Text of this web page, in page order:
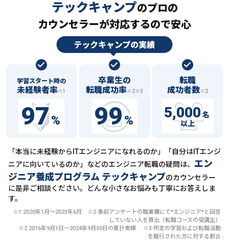
テックキャンプのプロの
カウンセラーが対応するので安心
学習スタート時の
未経験者率※1
97%
卒業生の
転職成功率※2※3
99%
転職
成功者数※2
5,000 名
以上
「本当に未経験からITエンジニアになれるのか」「自分はITエンジ
ニアに向いているのか」などのエンジニア転職の疑問は、 エン
ジニア養成プログラム テックキャンプのカウンセラー
に是非ご相談ください。どんな小さなお悩みも丁寧にお答えしま
す。
※1 2020年1月〜2023年6月 ※2 事前アンケートの職業欄にて*エンジニア*と回答
していない人を算出（転職コースの受講生）
※2 2016年9月1日〜2024年9月30日の累計実績 ※3 所定の学習および転職活動
を履行された方に対する割合